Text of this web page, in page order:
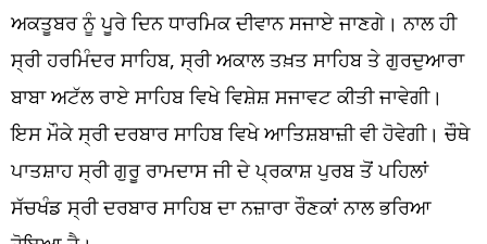
ਲਾਈਫ ਸਟਾਈਲ
ਪੰਜਾਬ
ਧਰਮ
ਖੇਡਾਂ
ਟੈਕਨੋਲਜੀ
ਅਕਤੂਬਰ ਨੂੰ ਪੂਰੇ ਦਿਨ ਧਾਰਮਿਕ ਦੀਵਾਨ ਸਜਾਏ ਜਾਣਗੇ। ਨਾਲ ਹੀ
ਸ੍ਰੀ ਹਰਮਿੰਦਰ ਸਾਹਿਬ, ਸ੍ਰੀ ਅਕਾਲ ਤਖ਼ਤ ਸਾਹਿਬ ਤੇ ਗੁਰਦੁਆਰਾ
ਬਾਬਾ ਅਟੱਲ ਰਾਏ ਸਾਹਿਬ ਵਿਖੇ ਵਿਸ਼ੇਸ਼ ਸਜਾਵਟ ਕੀਤੀ ਜਾਵੇਗੀ।
ਇਸ ਮੌਕੇ ਸ੍ਰੀ ਦਰਬਾਰ ਸਾਹਿਬ ਵਿਖੇ ਆਤਿਸ਼ਬਾਜ਼ੀ ਵੀ ਹੋਵੇਗੀ। ਚੌਥੇ
ਪਾਤਸ਼ਾਹ ਸ੍ਰੀ ਗੁਰੂ ਰਾਮਦਾਸ ਜੀ ਦੇ ਪ੍ਰਕਾਸ਼ ਪੁਰਬ ਤੋਂ ਪਹਿਲਾਂ
ਸੱਚਖੰਡ ਸ੍ਰੀ ਦਰਬਾਰ ਸਾਹਿਬ ਦਾ ਨਜ਼ਾਰਾ ਰੌਣਕਾਂ ਨਾਲ ਭਰਿਆ